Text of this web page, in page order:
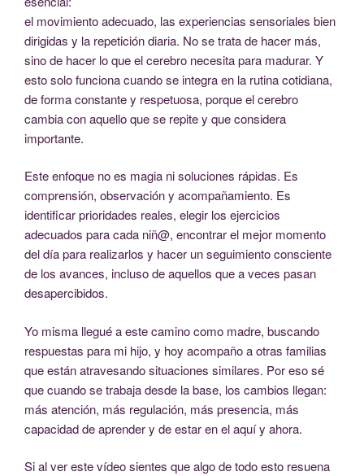
el movimiento adecuado, las experiencias sensoriales bien
dirigidas y la repetición diaria. No se trata de hacer más,
sino de hacer lo que el cerebro necesita para madurar. Y
esto solo funciona cuando se integra en la rutina cotidiana,
de forma constante y respetuosa, porque el cerebro
cambia con aquello que se repite y que considera
importante.
Este enfoque no es magia ni soluciones rápidas. Es
comprensión, observación y acompañamiento. Es
identificar prioridades reales, elegir los ejercicios
adecuados para cada niñ@, encontrar el mejor momento
del día para realizarlos y hacer un seguimiento consciente
de los avances, incluso de aquellos que a veces pasan
desapercibidos.
Yo misma llegué a este camino como madre, buscando
respuestas para mi hijo, y hoy acompaño a otras familias
que están atravesando situaciones similares. Por eso sé
que cuando se trabaja desde la base, los cambios llegan:
más atención, más regulación, más presencia, más
capacidad de aprender y de estar en el aquí y ahora.
Si al ver este vídeo sientes que algo de todo esto resuena